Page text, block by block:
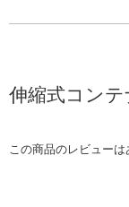
伸縮式コン
この商品のレビューは